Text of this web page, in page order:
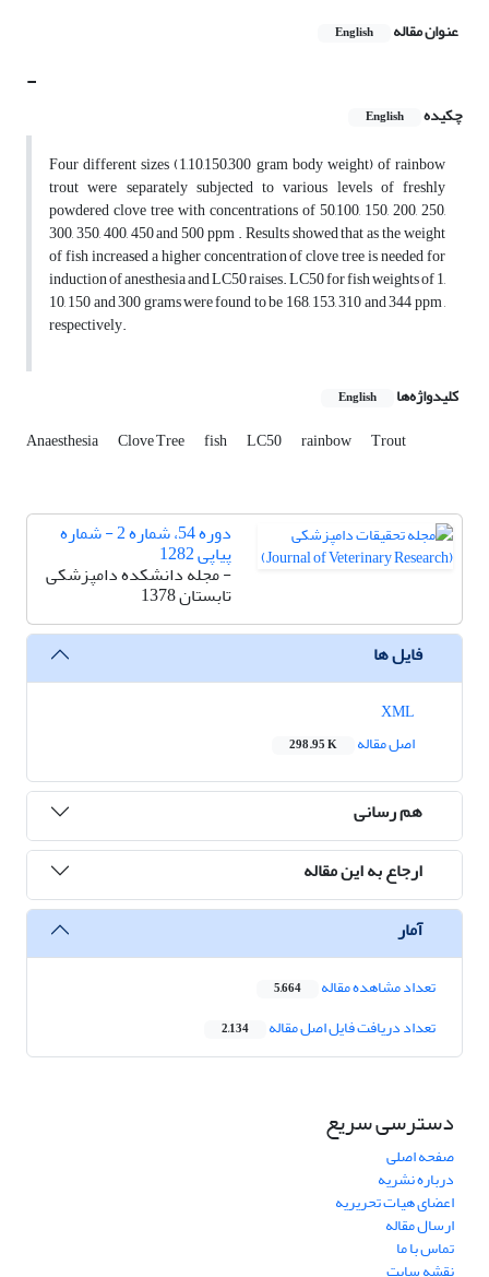
عنوان مقاله English
-
چکیده English
Four different sizes (1,10,150,300 gram body weight) of rainbow
trout were separately subjected to various levels of freshly
powdered clove tree with concentrations of 50,100, 150, 200, 250,
300, 350, 400, 450 and 500 ppm . Results showed that as the weight
of fish increased a higher concentration of clove tree is needed for
induction of anesthesia and LC50 raises. LC50 for fish weights of 1,
10, 150 and 300 grams were found to be 168, 153, 310 and 344 ppm ,
respectively.
کلیدواژه‌ها English
Anaesthesia Clove Tree fish LC50 rainbow Trout
دوره 54، شماره 2 - شماره
پیاپی 1282
- مجله دانشکده دامپزشکی
تابستان 1378
فایل ها
اصل مقاله
298.95 K
هم رسانی
ارجاع به این مقاله
آمار
تعداد مشاهده مقاله 5,664
تعداد دریافت فایل اصل مقاله 2,134
دسترسی سریع
صفحه اصلی
درباره نشریه
اعضای هیات تحریریه
ارسال مقاله
تماس با ما